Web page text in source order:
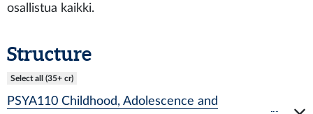
osallistua kaikki.
Structure
Select all (35+ cr)
PSYA110 Childhood, Adolescence and